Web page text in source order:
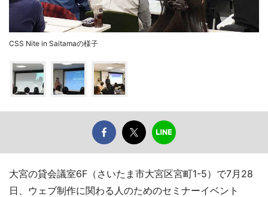
CSS Nite in Saitamaの様子
大宮の貸会議室6F（さいたま市大宮区宮町1-5）で7月28
日、ウェブ制作に関わる人のためのセミナーイベント